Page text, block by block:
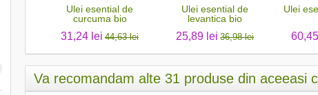
Ulei esential de
curcuma bio
31,24 lei 44,63 lei
Ulei esential de
levantica bio
25,89 lei 36,98 lei
Ulei
Va recomandam alte 31 produse din aceeasi